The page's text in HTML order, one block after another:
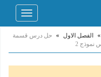
Toggle
» الفصل الاول » حل درس قسمة
نموذج 2